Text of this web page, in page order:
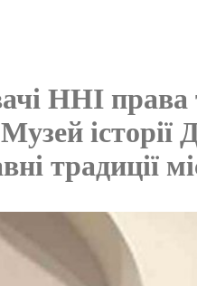
ННІ права
Музей
традиції